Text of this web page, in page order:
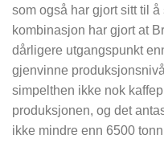
som også har gjort sitt til
kombinasjon har gjort at
dårligere utgangspunkt
gjenvinne
simpelthen ikke nok
produksjonen, og det
ikke mindre enn 6500